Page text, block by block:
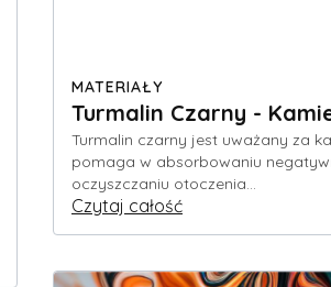
MATERIAŁY
Turmalin Czarny -
Turmalin czarny jest uważany za
pomaga w absorbowaniu
oczyszczaniu otoczenia...
Czytaj całość